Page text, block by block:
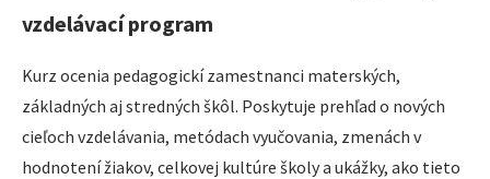
vzdelávací program
Kurz ocenia pedagogickí zamestnanci materských,
základných aj stredných škôl. Poskytuje prehľad o nových
cieľoch vzdelávania, metódach vyučovania, zmenách v
hodnotení žiakov, celkovej kultúre školy a ukážky, ako tieto